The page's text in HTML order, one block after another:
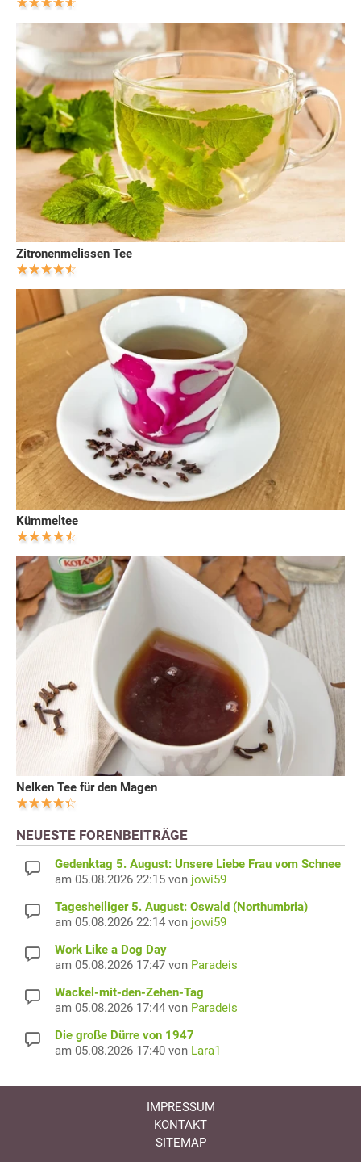
Zitronenmelissen Tee
Kümmeltee
Nelken Tee für den Magen
NEUESTE FORENBEITRÄGE
Gedenktag 5. August: Unsere Liebe Frau vom Schnee
am 05.08.2026 22:15 von jowi59
Tagesheiliger 5. August: Oswald (Northumbria)
am 05.08.2026 22:14 von jowi59
Work Like a Dog Day
am 05.08.2026 17:47 von Paradeis
Wackel-mit-den-Zehen-Tag
am 05.08.2026 17:44 von Paradeis
Die große Dürre von 1947
am 05.08.2026 17:40 von Lara1
IMPRESSUM
KONTAKT
SITEMAP